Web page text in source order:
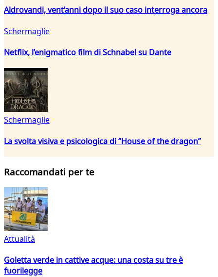
Aldrovandi, vent’anni dopo il suo caso interroga ancora
Schermaglie
Netflix, l’enigmatico film di Schnabel su Dante
Schermaglie
La svolta visiva e psicologica di “House of the dragon”
Raccomandati per te
Attualità
Goletta verde in cattive acque: una costa su tre è
fuorilegge